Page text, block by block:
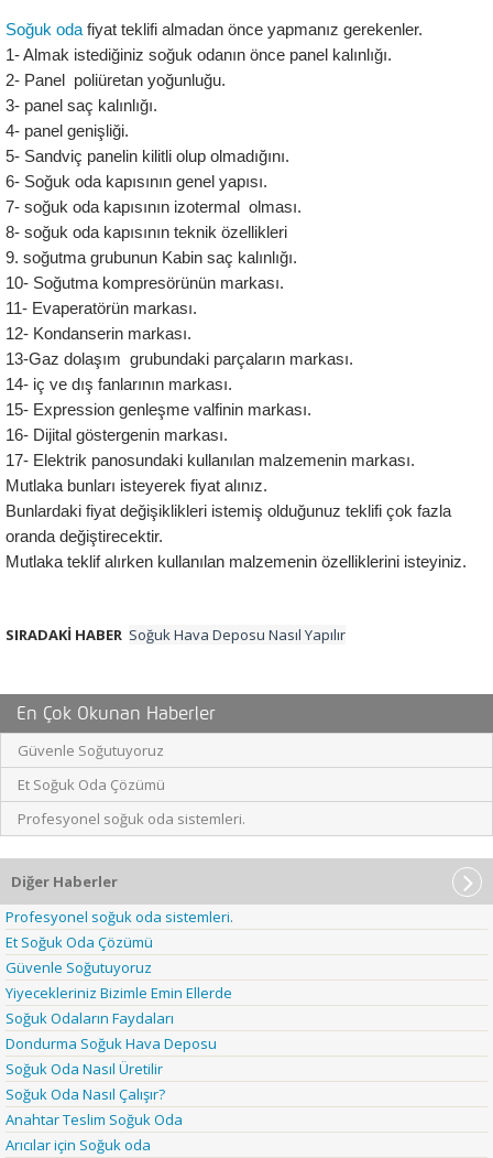
Soğuk oda fiyat teklifi almadan önce yapmanız gerekenler.
1- Almak istediğiniz soğuk odanın önce panel kalınlığı.
2- Panel  poliüretan yoğunluğu.
3- panel saç kalınlığı.
4- panel genişliği.
5- Sandviç panelin kilitli olup olmadığını.
6- Soğuk oda kapısının genel yapısı.
7- soğuk oda kapısının izotermal  olması.
8- soğuk oda kapısının teknik özellikleri
9. soğutma grubunun Kabin saç kalınlığı.
10- Soğutma kompresörünün markası.
11- Evaperatörün markası.
12- Kondanserin markası.
13-Gaz dolaşım  grubundaki parçaların markası.
14- iç ve dış fanlarının markası.
15- Expression genleşme valfinin markası.
16- Dijital göstergenin markası.
17- Elektrik panosundaki kullanılan malzemenin markası.
Mutlaka bunları isteyerek fiyat alınız.
Bunlardaki fiyat değişiklikleri istemiş olduğunuz teklifi çok fazla
oranda değiştirecektir.
Mutlaka teklif alırken kullanılan malzemenin özelliklerini isteyiniz.
SIRADAKİ HABER Soğuk Hava Deposu Nasıl Yapılır
En Çok Okunan Haberler
Güvenle Soğutuyoruz
Et Soğuk Oda Çözümü
Profesyonel soğuk oda sistemleri.
Diğer Haberler
Profesyonel soğuk oda sistemleri.
Et Soğuk Oda Çözümü
Güvenle Soğutuyoruz
Yiyecekleriniz Bizimle Emin Ellerde
Soğuk Odaların Faydaları
Dondurma Soğuk Hava Deposu
Soğuk Oda Nasıl Üretilir
Soğuk Oda Nasıl Çalışır?
Anahtar Teslim Soğuk Oda
Arıcılar için Soğuk oda